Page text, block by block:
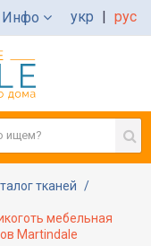
Инфо укр | рус
тканей
мебельная
Martindale